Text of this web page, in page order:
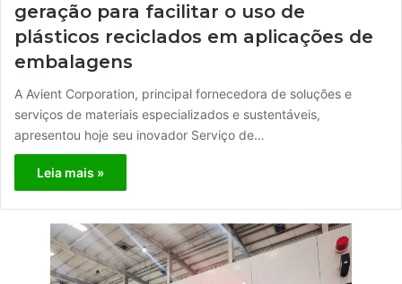
geração para facilitar o uso de
plásticos reciclados em aplicações de
embalagens
A Avient Corporation, principal fornecedora de soluções e
serviços de materiais especializados e sustentáveis,
apresentou hoje seu inovador Serviço de…
Leia mais »